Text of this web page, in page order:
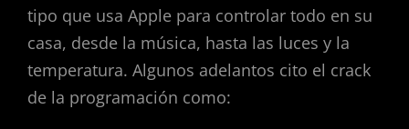
tipo que usa Apple para controlar todo en su
casa, desde la música, hasta las luces y la
temperatura. Algunos adelantos cito el crack
de la programación como: